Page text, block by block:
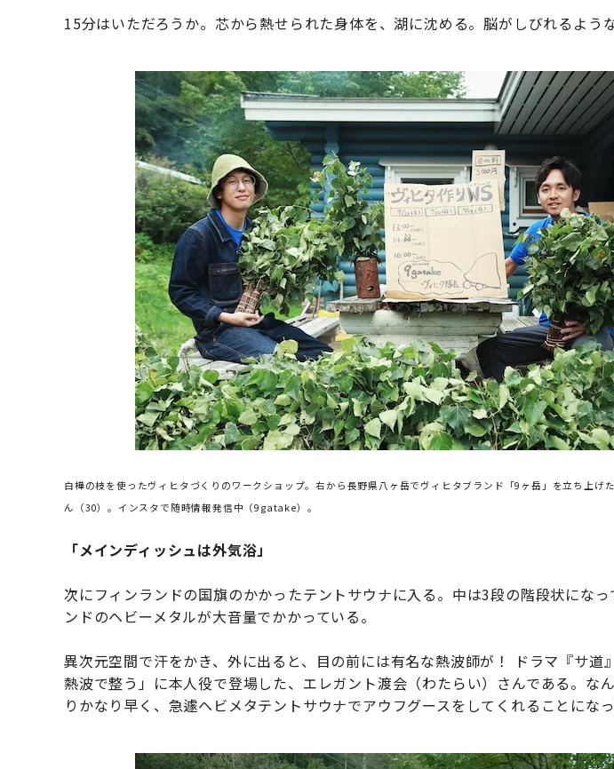
15分はいただろうか。芯から熱せられた身体を、湖に沈める。脳がしびれるよう
白樺の枝を使ったヴィヒタづくりのワークショップ。右から長野県八ヶ岳でヴィヒタブランド「9ヶ岳」を立ち上げ
ん（30）。インスタで随時情報発信中（9gatake）。
「メインディッシュは外気浴」
次にフィンランドの国旗のかかったテントサウナに入る。中は3段の階段状にな
ンドのヘビーメタルが大音量でかかっている。
異次元空間で汗をかき、外に出ると、目の前には有名な熱波師が！ ドラマ『サ道
熱波で整う」に本人役で登場した、エレガント渡会（わたらい）さんである。な
りかなり早く、急遽ヘビメタテントサウナでアウフグースをしてくれることになっ